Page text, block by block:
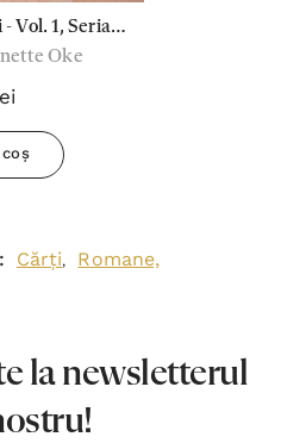
Vol. 1, Seria
Oke
coș
Cărți,
Romane,
la newsletterul